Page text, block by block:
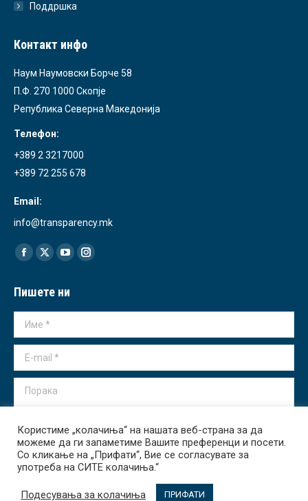
Поддршка
Контакт инфо
Наум Наумовски Борче 58
П.Ф. 270 1000 Скопје
Република Северна Македонија
Телефон:
+389 2 3217000
+389 72 255 678
Email:
info@transparency.mk
Find us on:
Facebook
opens
in
new
X
opens
in
YouTube
opens
in
Instagram
in
Пишете ни
Име *
E-mail *
Порака
Испрати
Користиме „колачиња“ на нашата веб-страна за да
можеме да ги запаметиме Вашите преференци и посети.
Со кликање на „Прифати“, Вие се согласувате за
употреба на СИТЕ колачиња.“
Подесувања за колачиња ПРИФАТИ